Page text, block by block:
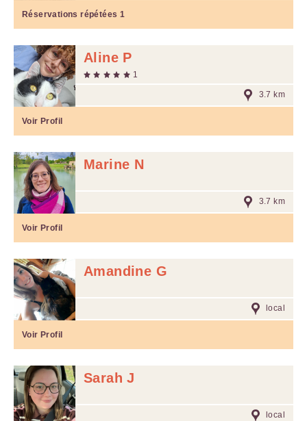
Réservations répétées 1
Aline P
1
3.7 km
Voir Profil
Marine N
3.7 km
Voir Profil
Amandine G
local
Voir Profil
Sarah J
local